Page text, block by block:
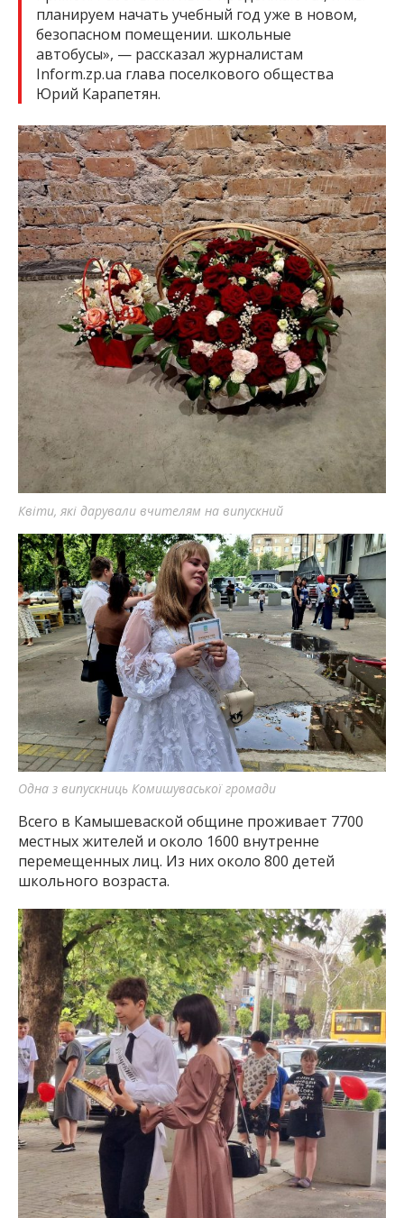
планируем начать учебный год уже в новом,
безопасном помещении. школьные
автобусы», — рассказал журналистам
Inform.zp.ua глава поселкового общества
Юрий Карапетян.
Квіти, які дарували вчителям на випускний
Одна з випускниць Комишуваської громади
Всего в Камышеваской общине проживает 7700
местных жителей и около 1600 внутренне
перемещенных лиц. Из них около 800 детей
школьного возраста.